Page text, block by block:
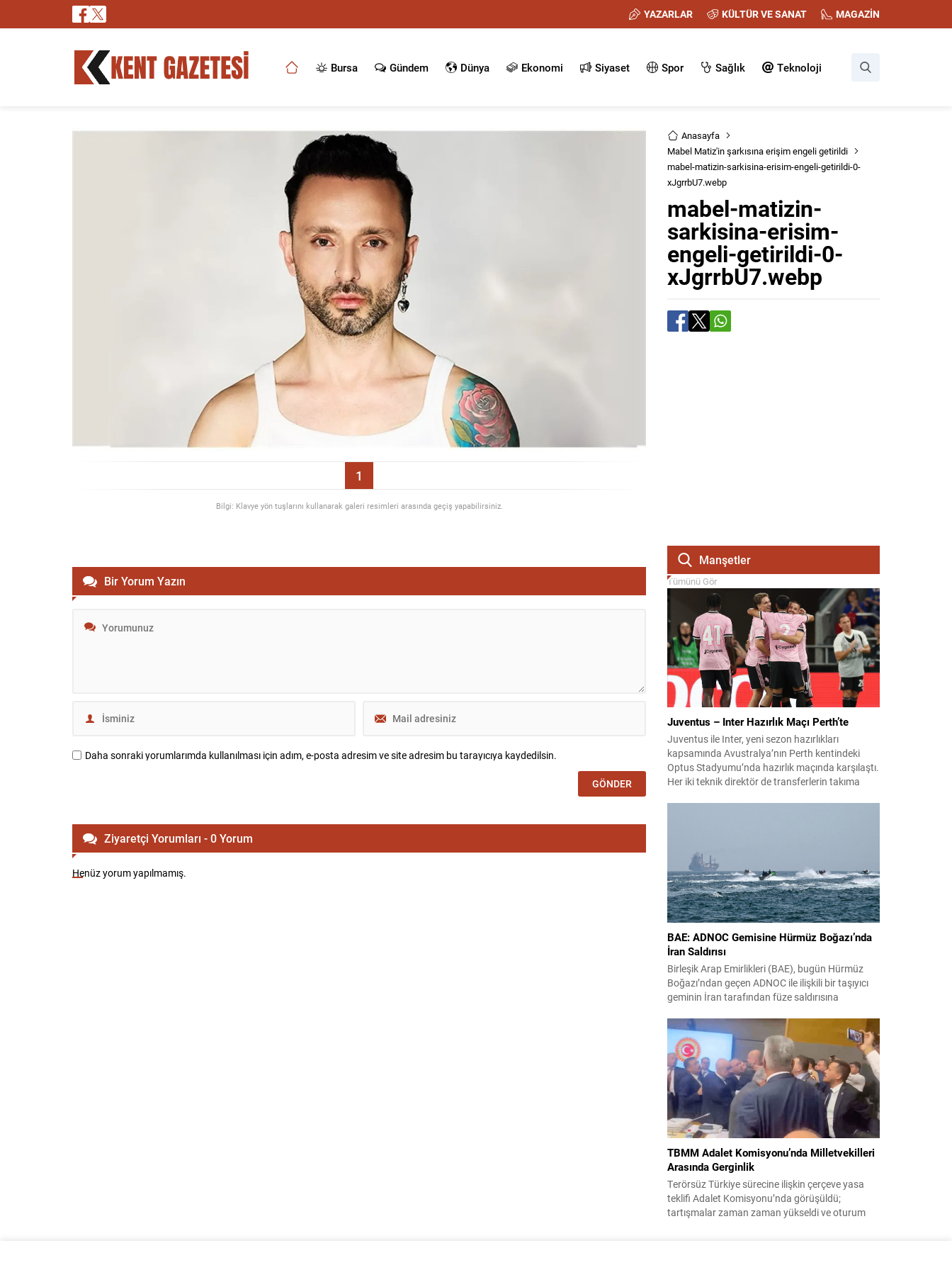
YAZARLAR KÜLTÜR VE SANAT MAGAZİN
Bursa Gündem Dünya Ekonomi Siyaset Spor Sağlık Teknoloji
1
Bilgi: Klavye yön tuşlarını kullanarak galeri resimleri arasında geçiş yapabilirsiniz.
Anasayfa
Mabel Matiz'in şarkısına erişim engeli getirildi
mabel-matizin-sarkisina-erisim-engeli-getirildi-0-
xJgrrbU7.webp
mabel-matizin-
sarkisina-erisim-
engeli-getirildi-0-
xJgrrbU7.webp
Bir Yorum Yazın
Daha sonraki yorumlarımda kullanılması için adım, e-posta adresim ve site adresim bu tarayıcıya kaydedilsin.
Ziyaretçi Yorumları - 0 Yorum
Henüz yorum yapılmamış.
Manşetler
Tümünü Gör
Juventus – Inter Hazırlık Maçı Perth’te
Juventus ile Inter, yeni sezon hazırlıkları
kapsamında Avustralya’nın Perth kentindeki
Optus Stadyumu’nda hazırlık maçında karşılaştı.
Her iki teknik direktör de transferlerin takıma
Yıldız ilk 11’de görev alırken,...
BAE: ADNOC Gemisine Hürmüz Boğazı’nda
İran Saldırısı
Birleşik Arap Emirlikleri (BAE), bugün Hürmüz
Boğazı’ndan geçen ADNOC ile ilişkili bir taşıyıcı
geminin İran tarafından füze saldırısına
alındığını bildirirken saldırıyı kınadı ve Tahran’ı
korsanlıkla suçladı. WAM ajansının aktardığı ilk
açıklamada, ADNOC’a ait bir geminin sabah
saatlerinde hedef alındığı belirtildi; ilerleyen
dakikalarda ise BAE...
TBMM Adalet Komisyonu’nda Milletvekilleri
Arasında Gerginlik
Terörsüz Türkiye sürecine ilişkin çerçeve yasa
teklifi Adalet Komisyonu’nda görüşüldü;
tartışmalar zaman zaman yükseldi ve oturum